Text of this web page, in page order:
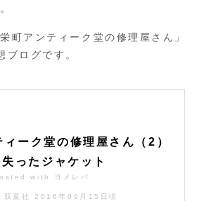
町アンティーク堂の修理屋さん」
ブログです。
ーク堂の修理屋さん（2）
ったジャケット
with ヨメレバ
双葉社 2016年09月15日頃